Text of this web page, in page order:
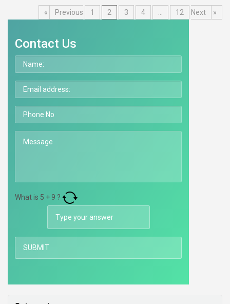
« Previous
1 2 3 4 12 Next »
Contact Us
What is 5 + 9 ?